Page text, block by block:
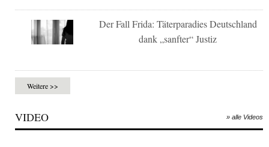
Der Fall Frida: Täterparadies Deutschland
dank „sanfter“ Justiz
Weitere >>
VIDEO » alle Videos